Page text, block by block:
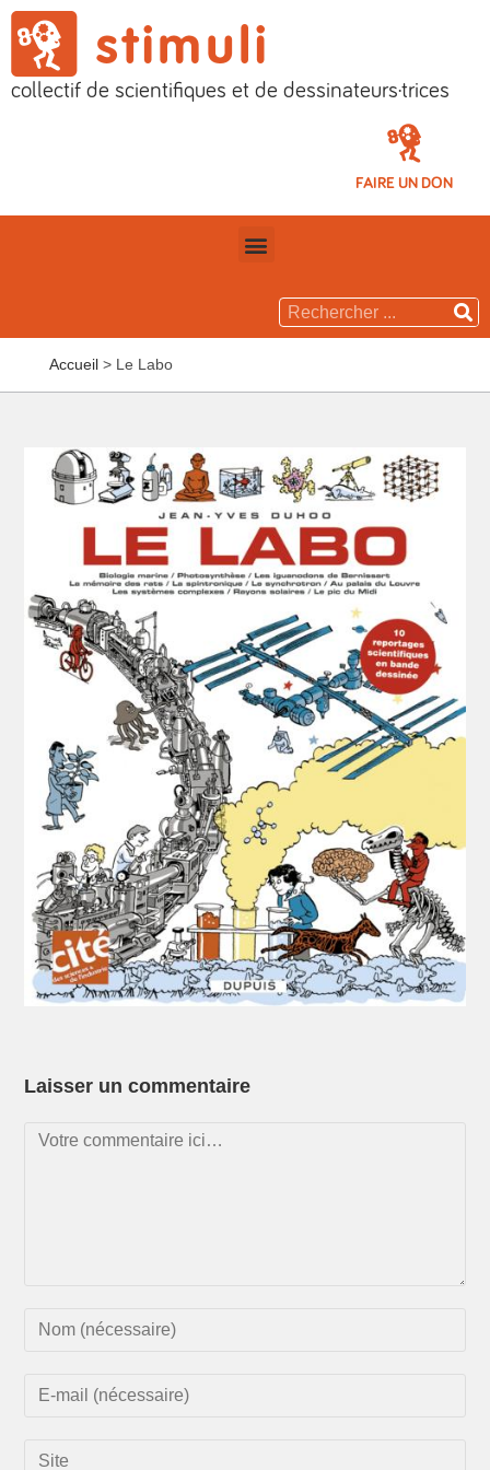
collectif de scientifiques et de dessinateurs·trices
FAIRE UN DON
Accueil > Le Labo
Laisser un commentaire